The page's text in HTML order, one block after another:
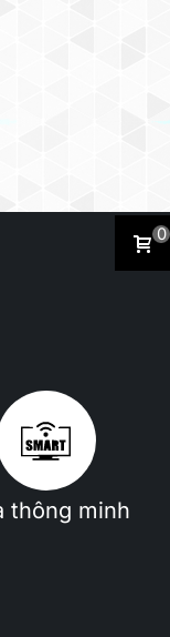
thông minh
0